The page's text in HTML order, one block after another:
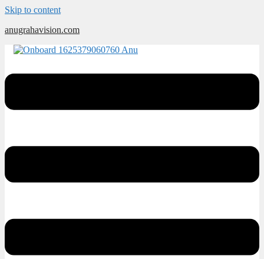
Skip to content
anugrahavision.com